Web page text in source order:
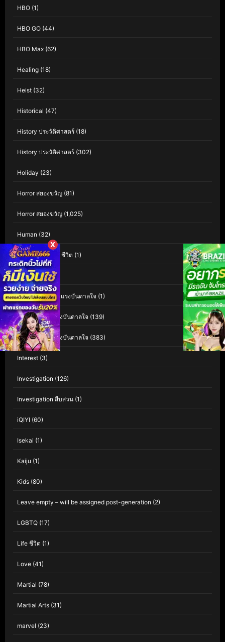
HBO (1)
HBO GO (44)
HBO Max (62)
Healing (18)
Heist (32)
Historical (47)
History ประวัติศาสตร์ (18)
History ประวัติศาสตร์ (302)
Holiday (23)
Horror สยองขวัญ (81)
Horror สยองขวัญ (1,025)
Human (32)
Human Interest ชีวิต (1)
Indie อินดี้(1)
Inspiration สร้างแรงบันดาลใจ (1)
Inspirational แรงบันดาลใจ (139)
Inspirational แรงบันดาลใจ (383)
Interest (3)
Investigation (126)
Investigation สืบสวน (1)
iQIYI (60)
Isekai (1)
Kaiju (1)
Kids (80)
Leave empty – will be assigned post-generation (2)
LGBTQ (17)
Life ชีวิต (1)
Love (41)
Martial (78)
Martial Arts (31)
marvel (23)
X